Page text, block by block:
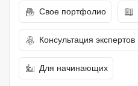
Свое портфолио
Консультация экспертов
Для начинающих